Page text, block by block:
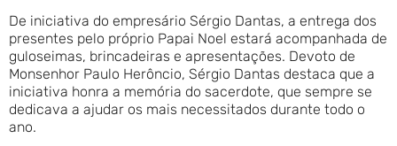
De iniciativa do empresário Sérgio Dantas, a entrega dos
presentes pelo próprio Papai Noel estará acompanhada de
guloseimas, brincadeiras e apresentações. Devoto de
Monsenhor Paulo Herôncio, Sérgio Dantas destaca que a
iniciativa honra a memória do sacerdote, que sempre se
dedicava a ajudar os mais necessitados durante todo o
ano.